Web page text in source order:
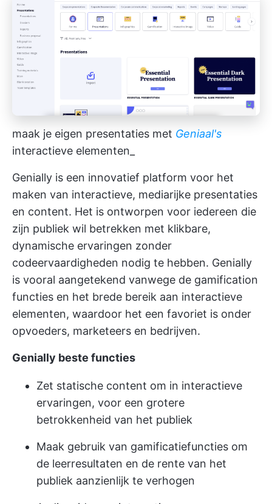
maak je eigen presentaties met Geniaal's
interactieve elementen_
Genially is een innovatief platform voor het
maken van interactieve, mediarijke presentaties
en content. Het is ontworpen voor iedereen die
zijn publiek wil betrekken met klikbare,
dynamische ervaringen zonder
codeervaardigheden nodig te hebben. Genially
is vooral aangetekend vanwege de gamification
functies en het brede bereik aan interactieve
elementen, waardoor het een favoriet is onder
opvoeders, marketeers en bedrijven.
Genially beste functies
Zet statische content om in interactieve
ervaringen, voor een grotere
betrokkenheid van het publiek
Maak gebruik van gamificatiefuncties om
de leerresultaten en de rente van het
publiek aanzienlijk te verhogen